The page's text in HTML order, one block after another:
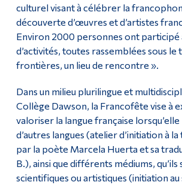
culturel visant à célébrer la
découverte d’œuvres et d’artistes
Environ 2000 personnes ont participé
d’activités, toutes rassemblées sous le
frontières, un lieu de rencontre ».
Dans un milieu plurilingue et
Collège Dawson, la Francofête vise à
valoriser la langue française
d’autres langues (atelier d’initiation à
par la poète Marcela Huerta et sa
B.), ainsi que différents médiums, qu’ils
scientifiques ou artistiques (initiation au